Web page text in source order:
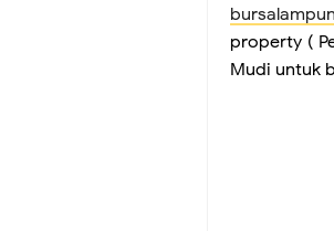
property (
Mudi untuk